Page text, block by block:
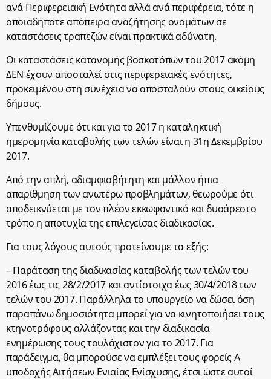
ανά Περιφερειακή Ενότητα αλλά ανά περιφέρεια, τότε η
οποιαδήποτε απόπειρα αναζήτησης ονομάτων σε
καταστάσεις τραπεζών είναι πρακτικά αδύνατη.
Οι καταστάσεις κατανομής βοσκοτόπων του 2017 ακόμη
ΔΕΝ έχουν αποσταλεί στις περιφερειακές ενότητες,
προκειμένου στη συνέχεια να αποσταλούν στους οικείους
δήμους.
Υπενθυμίζουμε ότι και για το 2017 η καταληκτική
ημερομηνία καταβολής των τελών είναι η 31η Δεκεμβρίου
2017.
Από την απλή, αδιαμφισβήτητη και μάλλον ήπια
απαρίθμηση των ανωτέρω προβλημάτων, θεωρούμε ότι
αποδεικνύεται με τον πλέον εκκωφαντικό και δυσάρεστο
τρόπο η αποτυχία της επιλεγείσας διαδικασίας.
Για τους λόγους αυτούς προτείνουμε τα εξής:
– Παράταση της διαδικασίας καταβολής των τελών του
2016 έως τις 28/2/2017 και αντίστοιχα έως 30/4/2018 των
τελών του 2017. Παράλληλα το υπουργείο να δώσει όση
παραπάνω δημοσιότητα μπορεί για να κινητοποιήσει τους
κτηνοτρόφους αλλάζοντας και την διαδικασία
ενημέρωσης τους τουλάχιστον για το 2017. Για
παράδειγμα, θα μπορούσε να εμπλέξει τους φορείς Α
υποδοχής Αιτήσεων Ενιαίας Ενίσχυσης, έτσι ώστε αυτοί